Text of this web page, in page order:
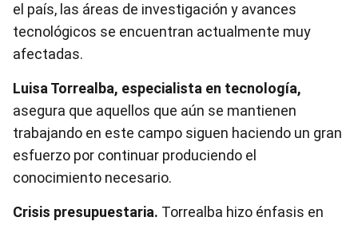
el país, las áreas de investigación y avances
tecnológicos se encuentran actualmente muy
afectadas.
Luisa Torrealba, especialista en tecnología,
asegura que aquellos que aún se mantienen
trabajando en este campo siguen haciendo un gran
esfuerzo por continuar produciendo el
conocimiento necesario.
Crisis presupuestaria. Torrealba hizo énfasis en